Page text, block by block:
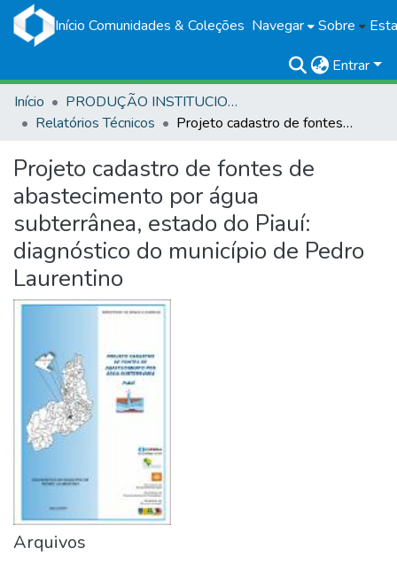
Início Comunidades & Coleções Navegar Sobre
Entrar
Início
PRODUÇÃO INSTITUCIONAL
Relatórios Técnicos
Projeto cadastro de fontes de abastecimento por água subterrânea, estado do Piauí: diagnóstico do município de Pedro Laurentino
Projeto cadastro de fontes de
abastecimento por água
subterrânea, estado do Piauí:
diagnóstico do município de Pedro
Laurentino
Arquivos